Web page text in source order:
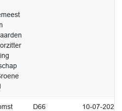
D66 10-07-2025